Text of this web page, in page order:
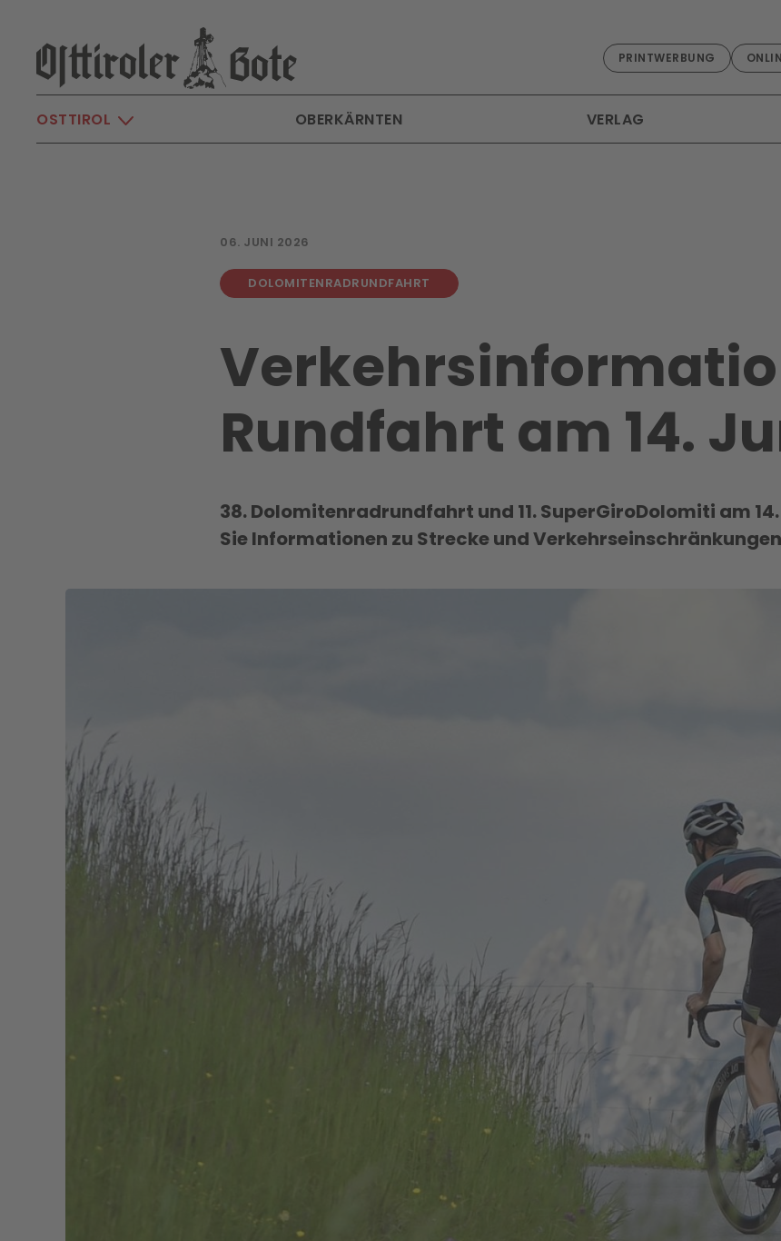
Skip to main content
PRINTWERBUNG
OSTTIROL OBERKÄRNTEN VERLAG
06. JUNI 2026
DOLOMITENRADRUNDFAHRT
Rundfahrt am 14.
38. Dolomitenradrundfahrt und 11. SuperGiroDolomiti am
Sie Informationen zu Strecke und